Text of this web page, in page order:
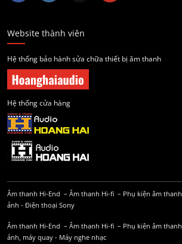
Website thành viên
Hệ thống bảo hành sửa chữa thiết bị âm thanh
Hệ thống cửa hàng
Âm thanh Hi-End – Âm thanh Hi-fi – Phụ kiện âm thanh
ảnh - Điện thoại Sony
Âm thanh Hi-End – Âm thanh Hi-fi – Phụ kiện âm thanh
ảnh, máy quay - Máy nghe nhạc